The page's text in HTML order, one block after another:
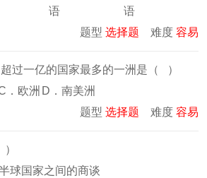
语
语
题型 选择题 难度 容易
过一亿的国家最多的一洲是（ ）
．欧洲 D．南美洲
题型 选择题 难度 容易
球国家之间的商谈